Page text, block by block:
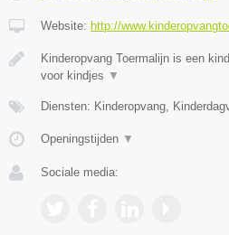
Website: http://
Kinderopvang Toermalijn is een
voor kindjes ▼
Diensten: Kinderopvang,
Openingstijden ▼
Sociale media: